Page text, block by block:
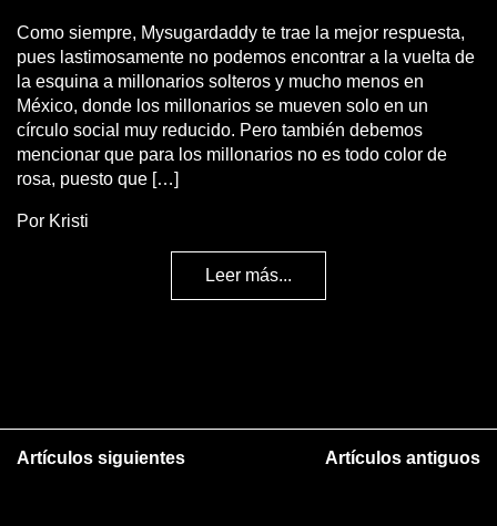
Como siempre, Mysugardaddy te trae la mejor respuesta,
pues lastimosamente no podemos encontrar a la vuelta de
la esquina a millonarios solteros y mucho menos en
México, donde los millonarios se mueven solo en un
círculo social muy reducido. Pero también debemos
mencionar que para los millonarios no es todo color de
rosa, puesto que […]
Por Kristi
Leer más...
Artículos siguientes Artículos antiguos